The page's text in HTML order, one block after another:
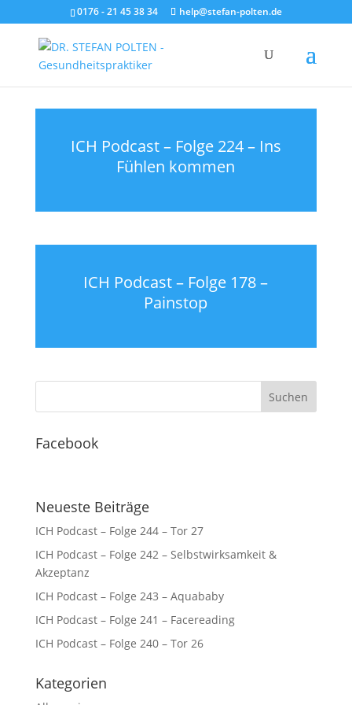
0176 - 21 45 38 34 help@stefan-polten.de
ICH Podcast – Folge 224 – Ins
Fühlen kommen
ICH Podcast – Folge 178 –
Painstop
Facebook
Neueste Beiträge
ICH Podcast – Folge 244 – Tor 27
ICH Podcast – Folge 242 – Selbstwirksamkeit &
Akzeptanz
ICH Podcast – Folge 243 – Aquababy
ICH Podcast – Folge 241 – Facereading
ICH Podcast – Folge 240 – Tor 26
Kategorien